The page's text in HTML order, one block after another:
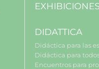
EXHIBICIONES
DIDATTICA
Didáctica para las
Didáctica para
Encuentros para